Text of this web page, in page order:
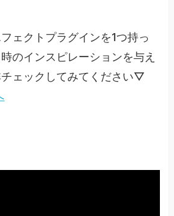
ェクトプラグインを1つ持っ
のインスピレーションを与え
ェックしてみてください▽